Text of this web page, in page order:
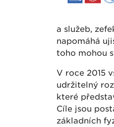
a služeb,
napomáhá
toho mohou
V roce 2015
udržitelný
které
Cíle jsou
základních